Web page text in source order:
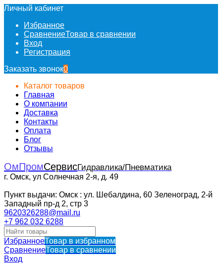
Личный кабинет
Избранное
СравнениеТовар в сравнении
Вход
Регистрация
Заказать звонок0
Каталог товаров
Главная
О компании
Доставка
Контакты
Оплата
Блог
Отзывы
ОмПромСервисГидравлика/Пневматика
г. Омск, ул Солнечная 2-я, д. 49
Пункт выдачи: Омск : ул. Шебалдина, 60 Зеленоград, 2-й
Западный пр-д 2, стр 3
9620326288@mail.ru
+7 962 032 6288
ИзбранноеТовар в избранном
СравнениеТовар в сравнении
Вход